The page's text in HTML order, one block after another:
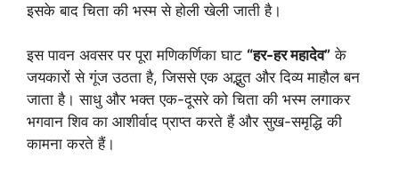
इसके बाद चिता की भस्म से होली खेली जाती है।
इस पावन अवसर पर पूरा मणिकर्णिका घाट “हर-हर महादेव” के
जयकारों से गूंज उठता है, जिससे एक अद्भुत और दिव्य माहौल बन
जाता है। साधु और भक्त एक-दूसरे को चिता की भस्म लगाकर
भगवान शिव का आशीर्वाद प्राप्त करते हैं और सुख-समृद्धि की
कामना करते हैं।